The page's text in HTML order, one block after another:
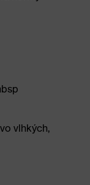
vlhkých,